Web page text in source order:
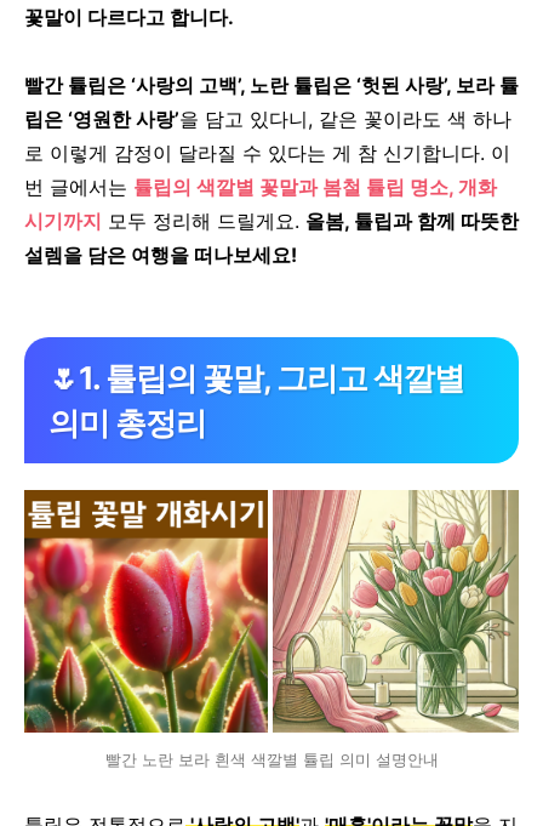
꽃말이 다르다고 합니다.
빨간 튤립은 ‘사랑의 고백’, 노란 튤립은 ‘헛된 사랑’, 보라 튤
립은 ‘영원한 사랑’을 담고 있다니, 같은 꽃이라도 색 하나
로 이렇게 감정이 달라질 수 있다는 게 참 신기합니다. 이
번 글에서는 튤립의 색깔별 꽃말과 봄철 튤립 명소, 개화
시기까지 모두 정리해 드릴게요. 올봄, 튤립과 함께 따뜻한
설렘을 담은 여행을 떠나보세요!
🌷1. 튤립의 꽃말, 그리고 색깔별
의미 총정리
빨간 노란 보라 흰색 색깔별 튤립 의미 설명안내